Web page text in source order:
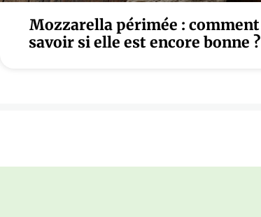
Mozzarella périmée : comment
savoir si elle est encore bonne ?